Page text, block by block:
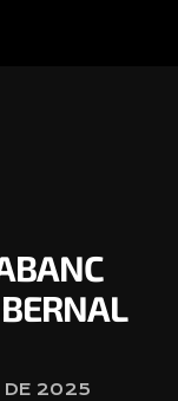
DE 2025